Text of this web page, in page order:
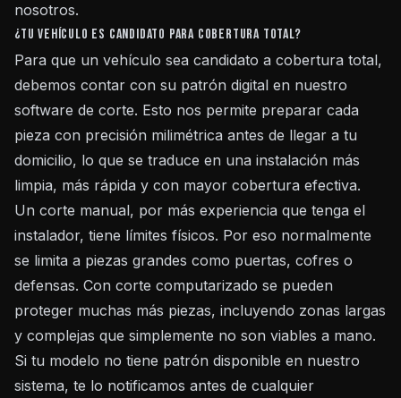
nosotros.
¿Tu vehículo es candidato para cobertura total?
Para que un vehículo sea candidato a cobertura total,
debemos contar con su patrón digital en nuestro
software de corte. Esto nos permite preparar cada
pieza con precisión milimétrica antes de llegar a tu
domicilio, lo que se traduce en una instalación más
limpia, más rápida y con mayor cobertura efectiva.
Un corte manual, por más experiencia que tenga el
instalador, tiene límites físicos. Por eso normalmente
se limita a piezas grandes como puertas, cofres o
defensas. Con corte computarizado se pueden
proteger muchas más piezas, incluyendo zonas largas
y complejas que simplemente no son viables a mano.
Si tu modelo no tiene patrón disponible en nuestro
sistema, te lo notificamos antes de cualquier